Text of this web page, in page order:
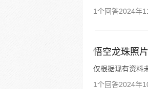
1个回答2024年
悟空龙珠照片
仅根据现有资料
1个回答2024年